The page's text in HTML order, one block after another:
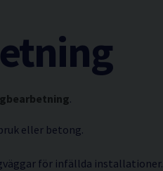
.
eller betong.
för infällda installationer.